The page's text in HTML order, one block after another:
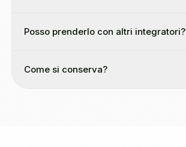
Posso prenderlo con altri integratori?
Come si conserva?